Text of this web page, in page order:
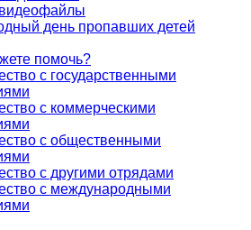
день пропавших детей
помочь?
с государственными
с коммерческими
с общественными
с другими отрядами
с международными